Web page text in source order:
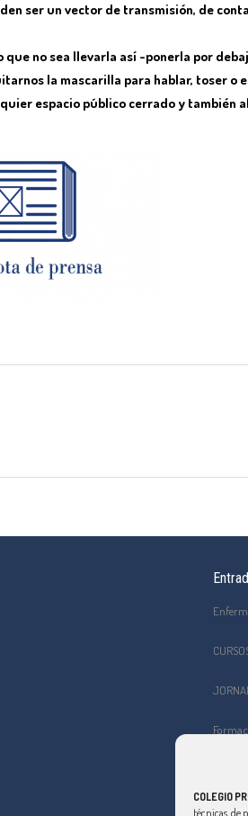
COLEGIO
técnicas, de
ser un vector de transmisión, de
no sea llevarla así -ponerla por
la mascarilla para hablar, toser o
espacio público cerrado y también